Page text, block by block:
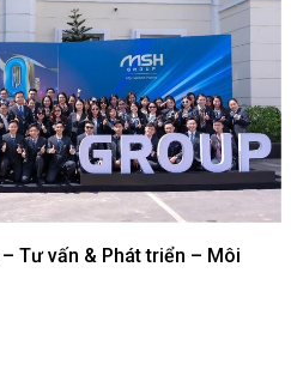
Tư vấn & Phát triển – Môi